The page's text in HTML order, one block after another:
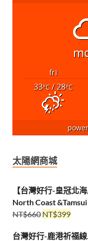
fri
33°C/ 28°C
太陽網商城
【台灣好行-皇冠北
North Coast &Tamsui
NT$660 NT$399
台灣好行-鹿港祈福